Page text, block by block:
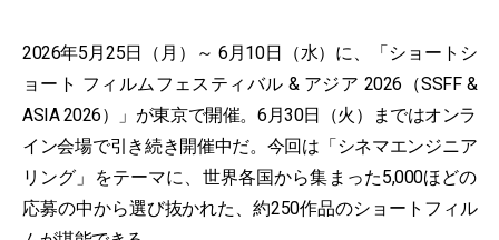
2026年5月25日（月）～ 6月10日（水）に、「ショートシ
ョート フィルムフェスティバル & アジア 2026（SSFF &
ASIA 2026）」が東京で開催。6月30日（火）まではオンラ
イン会場で引き続き開催中だ。今回は「シネマエンジニア
リング」をテーマに、世界各国から集まった5,000ほどの
応募の中から選び抜かれた、約250作品のショートフィル